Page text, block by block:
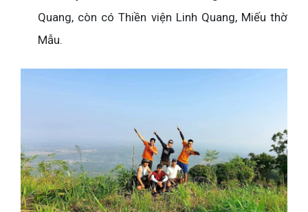
Quang, còn có Thiền viện Linh Quang, Miếu thờ
Mẫu.